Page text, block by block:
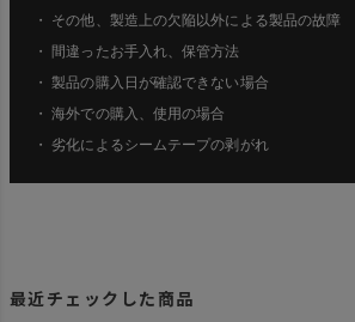
・ その他、製造上の欠陥以外による製品の故障
・ 間違ったお手入れ、保管方法
・ 製品の購入日が確認できない場合
・ 海外での購入、使用の場合
・ 劣化によるシームテープの剥がれ
最近チェックした商品